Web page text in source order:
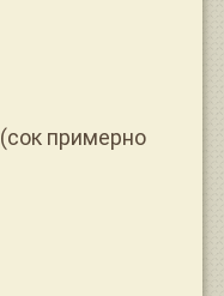
примерно